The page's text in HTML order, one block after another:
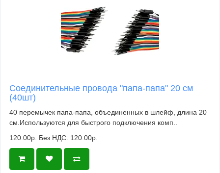
Соединительные провода "папа-папа" 20 см
(40шт)
40 перемычек папа-папа, объединенных в шлейф, длина 20
см.Используются для быстрого подключения комп..
120.00р. Без НДС: 120.00р.